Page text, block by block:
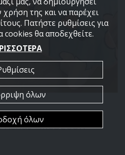
Προβατάκι Bebe
- MCDECOR
χρήση της και να παρέχει
Πατήστε ρυθμίσεις για
cookies θα αποδεχθείτε.
όλων
όλων